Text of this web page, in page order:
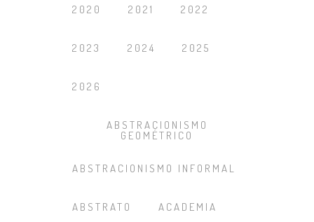
2020 2021 2022
2023 2024 2025
2026
ABSTRACIONISMO
GEOMÉTRICO
ABSTRACIONISMO INFORMAL
ABSTRATO ACADEMIA